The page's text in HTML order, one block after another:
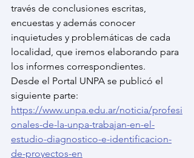
través de conclusiones escritas,
encuestas y además conocer
inquietudes y problemáticas de cada
localidad, que iremos elaborando para
los informes correspondientes.
Desde el Portal UNPA se publicó el
siguiente parte:
https://www.unpa.edu.ar/noticia/profesi
onales-de-la-unpa-trabajan-en-el-
estudio-diagnostico-e-identificacion-
de-proyectos-en